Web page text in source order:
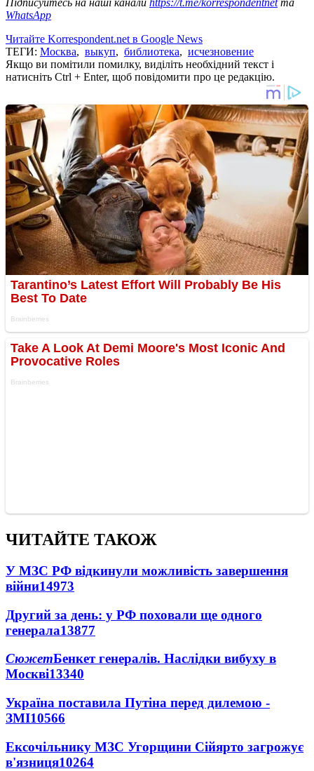
WhatsApp
Читайте Korrespondent.net в Google News
ТЕГИ: Москва, выкуп, библиотека, исчезновение
Якщо ви помітили помилку, виділіть необхідний текст і
натисніть Ctrl + Enter, щоб повідомити про це редакцію.
ЧИТАЙТЕ ТАКОЖ
У МЗС РФ відкинули можливість завершення
війни14973
Другий за день: у РФ поховали ще одного
генерала13877
СюжетБенкет генералів. Наслідки вибуху в
Москві13340
Україна поставила Путіна перед дилемою -
ЗМІ10566
Ексочільнику МЗС Угорщини Сійярто загрожує
в'язниця10264